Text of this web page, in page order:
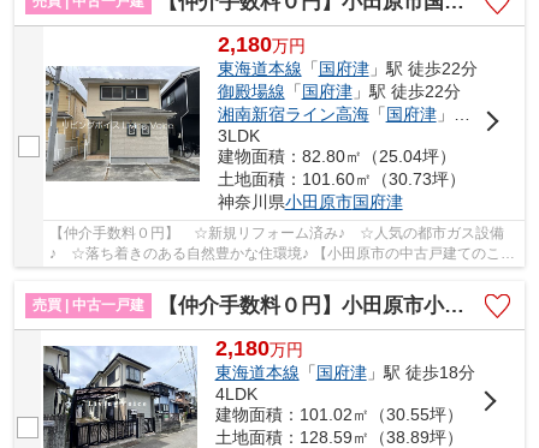
2,180万円
東海道本線 「国府津」駅 徒歩22分
御殿場線 「国府津」駅 徒歩22分
湘南新宿ライン高海「国府津」駅 徒歩22分
3LDK
建物面積：82.80㎡（25.04坪）
土地面積：101.60㎡（30.73坪）
神奈川県小田原市国府津
【仲介手数料０円】 ☆新規リフォーム済み♪ ☆人気の都市ガス設備
♪ ☆落ち着きのある自然豊かな住環境♪ 【小田原市の中古戸建てのこと
売買 | 中古一戸建
【仲介手数料０円】小田原市小八幡3丁目 中古一戸建て
2,180万円
東海道本線 「国府津」駅 徒歩18分
4LDK
建物面積：101.02㎡（30.55坪）
土地面積：128.59㎡（38.89坪）